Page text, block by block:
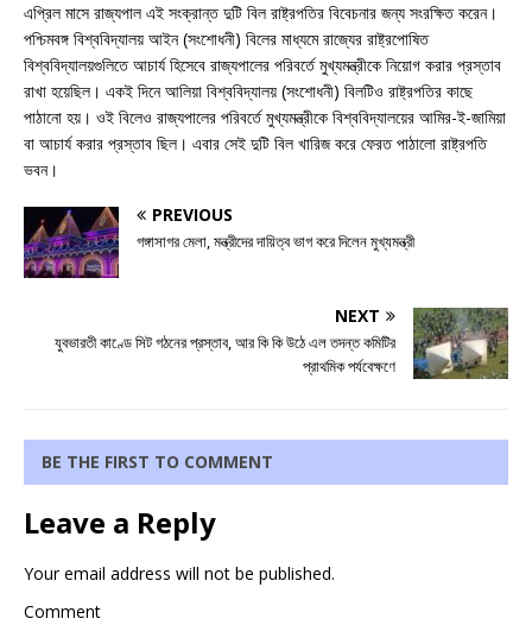
এপ্রিল মাসে রাজ্যপাল এই সংক্রান্ত দুটি বিল রাষ্ট্রপতির বিবেচনার জন্য সংরক্ষিত করেন।
পশ্চিমবঙ্গ বিশ্ববিদ্যালয় আইন (সংশোধনী) বিলের মাধ্যমে রাজ্যের রাষ্ট্রপোষিত
বিশ্ববিদ্যালয়গুলিতে আচার্য হিসেবে রাজ্যপালের পরিবর্তে মুখ্যমন্ত্রীকে নিয়োগ করার প্রস্তাব
রাখা হয়েছিল। একই দিনে আলিয়া বিশ্ববিদ্যালয় (সংশোধনী) বিলটিও রাষ্ট্রপতির কাছে
পাঠানো হয়। ওই বিলেও রাজ্যপালের পরিবর্তে মুখ্যমন্ত্রীকে বিশ্ববিদ্যালয়ের আমির-ই-জামিয়া
বা আচার্য করার প্রস্তাব ছিল। এবার সেই দুটি বিল খারিজ করে ফেরত পাঠালো রাষ্ট্রপতি
ভবন।
PREVIOUS
গঙ্গাসাগর মেলা, মন্ত্রীদের দায়িত্ব ভাগ করে দিলেন মুখ্যমন্ত্রী
NEXT
যুবভারতী কাণ্ডে সিট গঠনের প্রস্তাব, আর কি কি উঠে এল তদন্ত কমিটির
প্রাথমিক পর্যবেক্ষণে
BE THE FIRST TO COMMENT
Leave a Reply
Your email address will not be published.
Comment